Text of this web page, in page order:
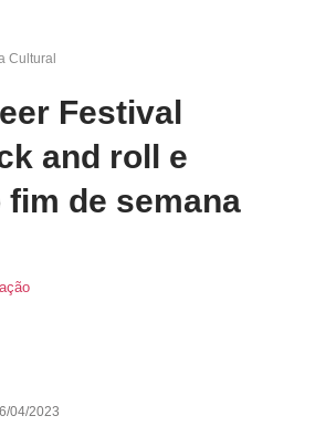
Cultural
Festival
and roll e
de semana
04/2023